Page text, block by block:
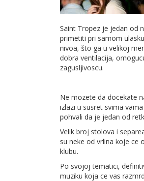
Saint Tropez je jedan od
primetiti pri samom
nivoa, što ga u velikoj
dobra ventilacija,
zagusljivoscu.
Ne mozete da docekate
izlazi u susret svima
pohvali da je jedan od
Velik broj stolova i
su neke od vrlina koje ce
klubu.
Po svojoj tematici,
muziku koja ce vas